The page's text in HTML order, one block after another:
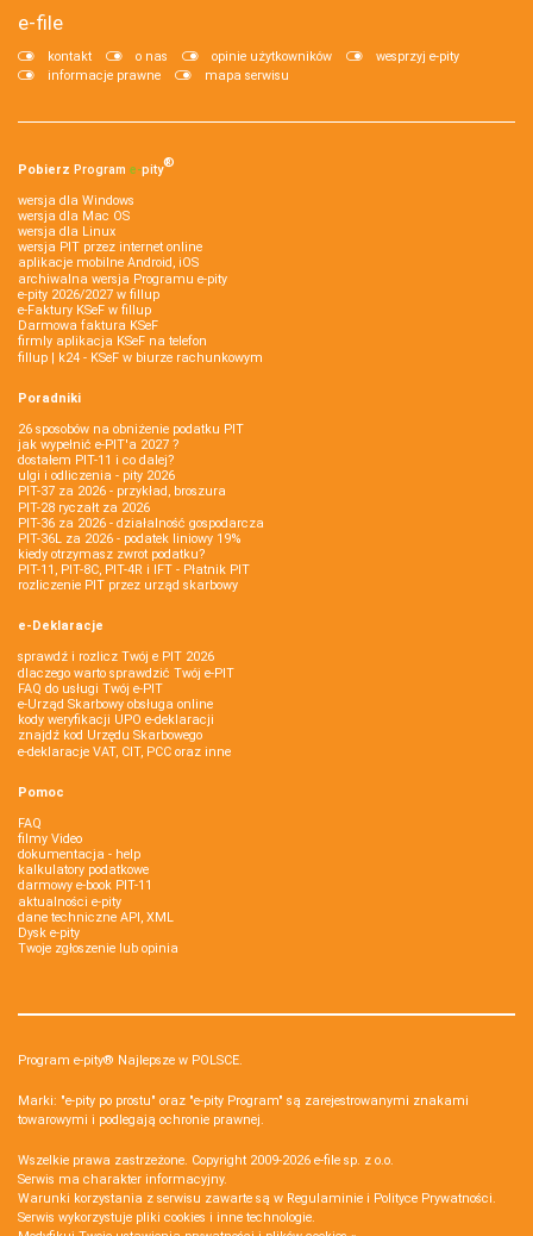
e-file
kontakt o nas opinie użytkowników
wesprzyj e-pity
informacje prawne
mapa serwisu
Pobierz Program e‑pity®
wersja dla Windows
wersja dla Mac OS
wersja dla Linux
wersja PIT przez internet online
aplikacje mobilne Android, iOS
archiwalna wersja Programu e-pity
e-pity 2026/2027 w fillup
e‑Faktury KSeF w fillup
Darmowa faktura KSeF
firmly aplikacja KSeF na telefon
fillup | k24 - KSeF w biurze rachunkowym
Poradniki
26 sposobów na obniżenie podatku PIT
jak wypełnić e-PIT'a 2027 ?
dostałem PIT-11 i co dalej?
ulgi i odliczenia - pity 2026
PIT-37 za 2026 - przykład, broszura
PIT-28 ryczałt za 2026
PIT-36 za 2026 - działalność gospodarcza
PIT-36L za 2026 - podatek liniowy 19%
kiedy otrzymasz zwrot podatku?
PIT-11, PIT-8C, PIT-4R i IFT - Płatnik PIT
rozliczenie PIT przez urząd skarbowy
e-Deklaracje
sprawdź i rozlicz Twój e PIT 2026
dlaczego warto sprawdzić Twój e-PIT
FAQ do usługi Twój e-PIT
e-Urząd Skarbowy obsługa online
kody weryfikacji UPO e-deklaracji
znajdź kod Urzędu Skarbowego
e-deklaracje VAT, CIT, PCC oraz inne
Pomoc
FAQ
filmy Video
dokumentacja - help
kalkulatory podatkowe
darmowy e-book PIT-11
aktualności e-pity
dane techniczne API, XML
Dysk e-pity
Twoje zgłoszenie lub opinia
Program e-pity® Najlepsze w POLSCE.
Marki: "e-pity po prostu" oraz "e-pity Program" są zarejestrowanymi znakami
towarowymi i podlegają ochronie prawnej.
Wszelkie prawa zastrzeżone. Copyright 2009-2026 e-file sp. z o.o.
Serwis ma charakter informacyjny.
Warunki korzystania z serwisu zawarte są w Regulaminie i Polityce Prywatności.
Serwis wykorzystuje pliki cookies i inne technologie.